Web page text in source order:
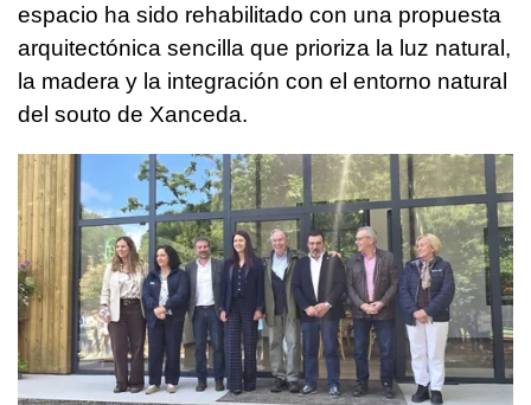
espacio ha sido rehabilitado con una propuesta
arquitectónica sencilla que prioriza la luz natural,
la madera y la integración con el entorno natural
del souto de Xanceda.